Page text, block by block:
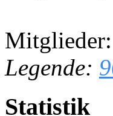
Legende:
Statistik